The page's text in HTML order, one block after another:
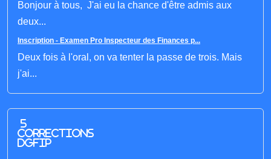
Bonjour à tous, J'ai eu la chance d'être admis aux
deux...
Inscription - Examen Pro Inspecteur des Finances p...
Deux fois à l'oral, on va tenter la passe de trois. Mais
j'ai...
5
corrections
DGFIP